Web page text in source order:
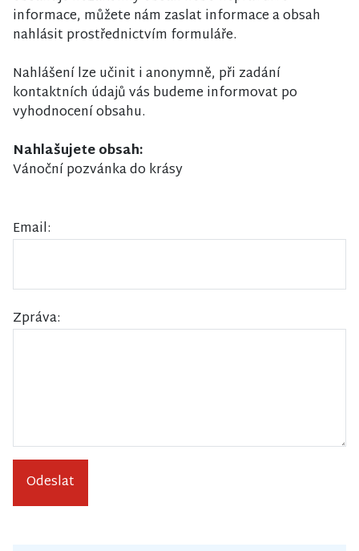
informace, můžete nám zaslat informace a obsah
nahlásit prostřednictvím formuláře.
Nahlášení lze učinit i anonymně, při zadání
kontaktních údajů vás budeme informovat po
vyhodnocení obsahu.
Nahlašujete obsah:
Vánoční pozvánka do krásy
Email:
Zpráva:
Odeslat